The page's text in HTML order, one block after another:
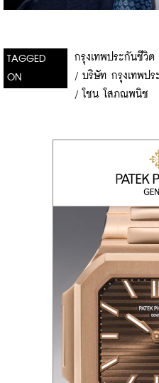
TAGGED
ON
กรุงเทพประกันชีวิต
/ บริษัท กรุงเทพป
/ โชน โสภณพนิช